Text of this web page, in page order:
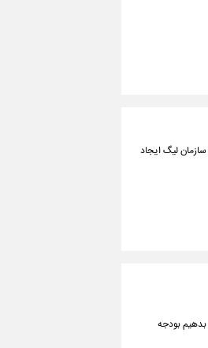
لیگ ایجاد
را انجام بدهیم بودجه